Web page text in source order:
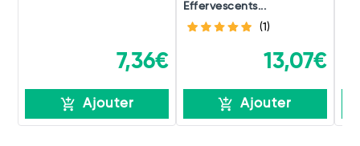
7,36€
Ajouter
Effervescents...
(1)
13,07€
Ajouter